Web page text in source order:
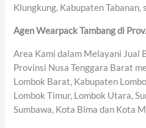
Klungkung, Kabupaten
Agen Wearpack Tambang di
Area Kami dalam Melayani Jual
Provinsi Nusa Tenggara Barat
Lombok Barat, Kabupaten
Lombok Timur, Lombok Utara,
Sumbawa, Kota Bima dan Kota